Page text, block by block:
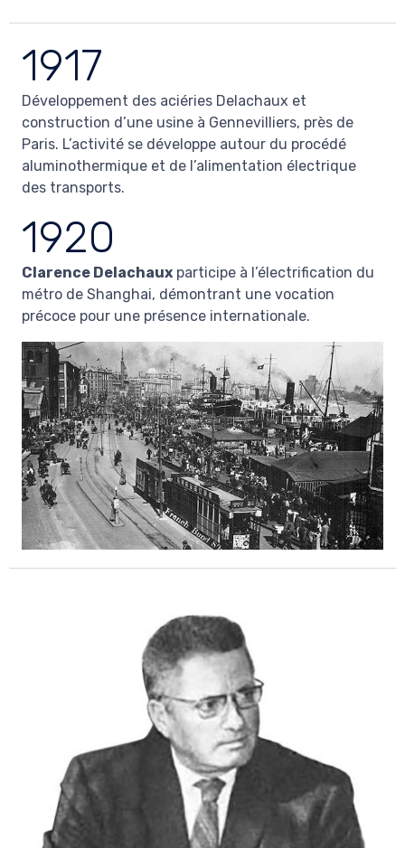
1917
Développement des aciéries Delachaux et
construction d’une usine à Gennevilliers, près de
Paris. L’activité se développe autour du procédé
aluminothermique et de l’alimentation électrique
des transports.
1920
Clarence Delachaux participe à l’électrification du
métro de Shanghai, démontrant une vocation
précoce pour une présence internationale.